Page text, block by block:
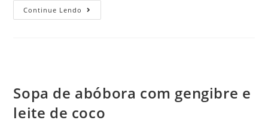
Continue Lendo
Sopa de abóbora com gengibre e
leite de coco